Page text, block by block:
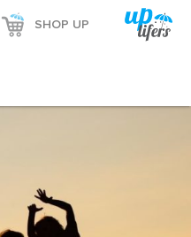
SHOP UP